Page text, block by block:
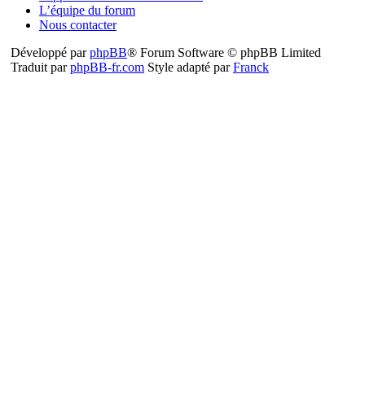
L’équipe du forum
Nous contacter
Développé parphpBB® Forum Software © phpBB Limited
Traduit parphpBB-fr.com Style adapté parFranck